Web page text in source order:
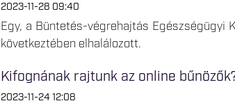
2023-11-28 09:40
Egy, a Büntetés-végrehajtás
következtében elhalálozott.
Kifognának rajtunk az online
2023-11-24 12:08